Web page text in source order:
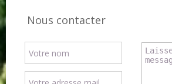
Nous contacter